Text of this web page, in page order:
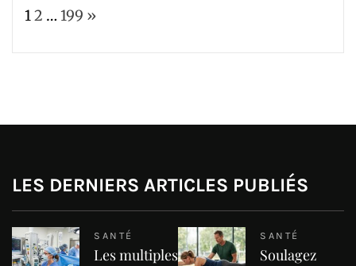
Page:
12 … 199 Next
»
LES DERNIERS ARTICLES PUBLIÉS
SANTÉ
Les multiples
SANTÉ
Soulagez